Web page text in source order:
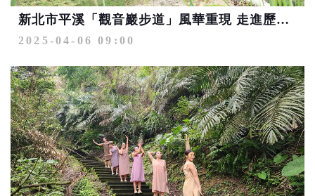
新北市平溪「觀音巖步道」風華重現 走進歷史生態之美
2025-04-06 09:00